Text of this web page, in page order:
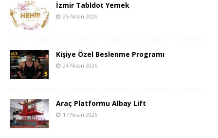
İzmir Tabldot Yemek
25 Nisan 2026
Kişiye Özel Beslenme Programı
24 Nisan 2026
Araç Platformu Albay Lift
17 Nisan 2026